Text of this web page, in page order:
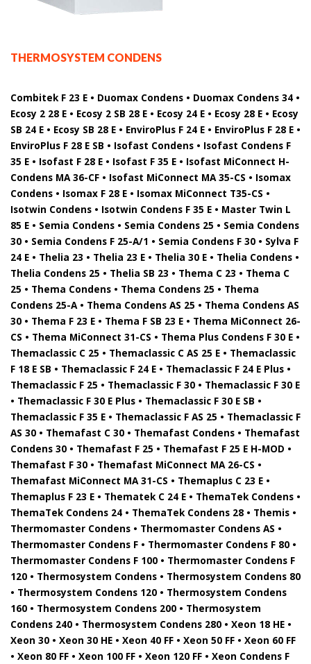
THERMOSYSTEM CONDENS
Combitek F 23 E • Duomax Condens • Duomax Condens 34 •
Ecosy 2 28 E • Ecosy 2 SB 28 E • Ecosy 24 E • Ecosy 28 E • Ecosy
SB 24 E • Ecosy SB 28 E • EnviroPlus F 24 E • EnviroPlus F 28 E •
EnviroPlus F 28 E SB • Isofast Condens • Isofast Condens F
35 E • Isofast F 28 E • Isofast F 35 E • Isofast MiConnect H-
Condens MA 36-CF • Isofast MiConnect MA 35-CS • Isomax
Condens • Isomax F 28 E • Isomax MiConnect T35-CS •
Isotwin Condens • Isotwin Condens F 35 E • Master Twin L
85 E • Semia Condens • Semia Condens 25 • Semia Condens
30 • Semia Condens F 25-A/1 • Semia Condens F 30 • Sylva F
24 E • Thelia 23 • Thelia 23 E • Thelia 30 E • Thelia Condens •
Thelia Condens 25 • Thelia SB 23 • Thema C 23 • Thema C
25 • Thema Condens • Thema Condens 25 • Thema
Condens 25-A • Thema Condens AS 25 • Thema Condens AS
30 • Thema F 23 E • Thema F SB 23 E • Thema MiConnect 26-
CS • Thema MiConnect 31-CS • Thema Plus Condens F 30 E •
Themaclassic C 25 • Themaclassic C AS 25 E • Themaclassic
F 18 E SB • Themaclassic F 24 E • Themaclassic F 24 E Plus •
Themaclassic F 25 • Themaclassic F 30 • Themaclassic F 30 E
• Themaclassic F 30 E Plus • Themaclassic F 30 E SB •
Themaclassic F 35 E • Themaclassic F AS 25 • Themaclassic F
AS 30 • Themafast C 30 • Themafast Condens • Themafast
Condens 30 • Themafast F 25 • Themafast F 25 E H-MOD •
Themafast F 30 • Themafast MiConnect MA 26-CS •
Themafast MiConnect MA 31-CS • Themaplus C 23 E •
Themaplus F 23 E • Thematek C 24 E • ThemaTek Condens •
ThemaTek Condens 24 • ThemaTek Condens 28 • Themis •
Thermomaster Condens • Thermomaster Condens AS •
Thermomaster Condens F • Thermomaster Condens F 80 •
Thermomaster Condens F 100 • Thermomaster Condens F
120 • Thermosystem Condens • Thermosystem Condens 80
• Thermosystem Condens 120 • Thermosystem Condens
160 • Thermosystem Condens 200 • Thermosystem
Condens 240 • Thermosystem Condens 280 • Xeon 18 HE •
Xeon 30 • Xeon 30 HE • Xeon 40 FF • Xeon 50 FF • Xeon 60 FF
• Xeon 80 FF • Xeon 100 FF • Xeon 120 FF • Xeon Condens F